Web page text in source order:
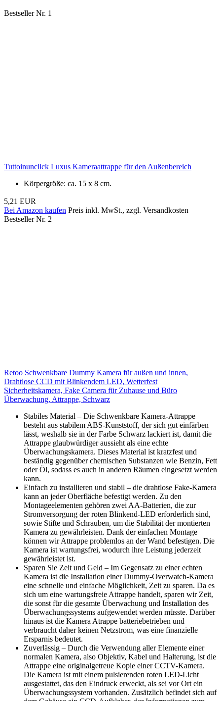
Bestseller Nr. 1
Tuttoinunclick Luxus Kameraattrappe für den Außenbereich
Körpergröße: ca. 15 x 8 cm.
5,21 EUR
Bei Amazon kaufen Preis inkl. MwSt., zzgl. Versandkosten
Bestseller Nr. 2
Retoo Schwenkbare Dummy Kamera für außen und innen,
Drahtlose CCD mit Blinkendem LED, Wetterfest
Sicherheitskamera, Fake Camera für Zuhause und Büro
Überwachung, Attrappe, Schwarz
Stabiles Material – Die Schwenkbare Kamera-Attrappe
besteht aus stabilem ABS-Kunststoff, der sich gut einfärben
lässt, weshalb sie in der Farbe Schwarz lackiert ist, damit die
Attrappe glaubwürdiger aussieht als eine echte
Überwachungskamera. Dieses Material ist kratzfest und
beständig gegenüber chemischen Substanzen wie Benzin, Fett
oder Öl, sodass es auch in anderen Räumen eingesetzt werden
kann.
Einfach zu installieren und stabil – die drahtlose Fake-Kamera
kann an jeder Oberfläche befestigt werden. Zu den
Montageelementen gehören zwei AA-Batterien, die zur
Stromversorgung der roten Blinkend-LED erforderlich sind,
sowie Stifte und Schrauben, um die Stabilität der montierten
Kamera zu gewährleisten. Dank der einfachen Montage
können wir Attrappe problemlos an der Wand befestigen. Die
Kamera ist wartungsfrei, wodurch ihre Leistung jederzeit
gewährleistet ist.
Sparen Sie Zeit und Geld – Im Gegensatz zu einer echten
Kamera ist die Installation einer Dummy-Overwatch-Kamera
eine schnelle und einfache Möglichkeit, Zeit zu sparen. Da es
sich um eine wartungsfreie Attrappe handelt, sparen wir Zeit,
die sonst für die gesamte Überwachung und Installation des
Überwachungssystems aufgewendet werden müsste. Darüber
hinaus ist die Kamera Atrappe batteriebetrieben und
verbraucht daher keinen Netzstrom, was eine finanzielle
Ersparnis bedeutet.
Zuverlässig – Durch die Verwendung aller Elemente einer
normalen Kamera, also Objektiv, Kabel und Halterung, ist die
Attrappe eine originalgetreue Kopie einer CCTV-Kamera.
Die Kamera ist mit einem pulsierenden roten LED-Licht
ausgestattet, das den Eindruck erweckt, als sei vor Ort ein
Überwachungssystem vorhanden. Zusätzlich befindet sich auf